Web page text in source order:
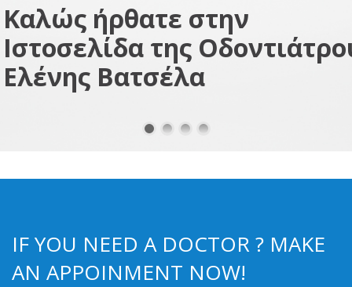
Καλώς ήρθατε στην
Ιστοσελίδα της
Ελένης Βατσέλα
IF YOU NEED A DOCTOR ? MAKE
AN APPOINMENT NOW!